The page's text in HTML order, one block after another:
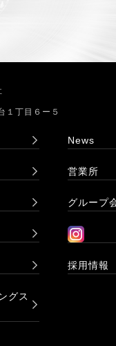
１丁目６ー５
News
営業所
グループ
採用情報
グス